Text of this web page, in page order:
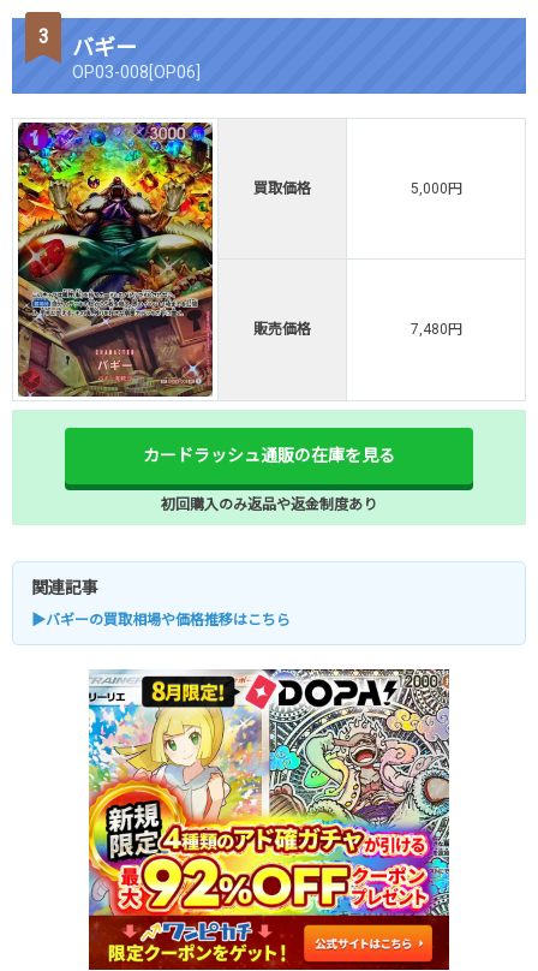
バギー
OP03-008[OP06]
買取価格 5,000円
販売価格 7,480円
カードラッシュ通販の在庫を見る
初回購入のみ返品や返金制度あり
関連記事
▶バギーの買取相場や価格推移はこちら